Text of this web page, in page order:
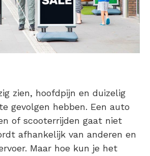
zien, hoofdpijn en duizelig
gevolgen hebben. Een auto
of scooterrijden gaat niet
afhankelijk van anderen en
Maar hoe kun je het